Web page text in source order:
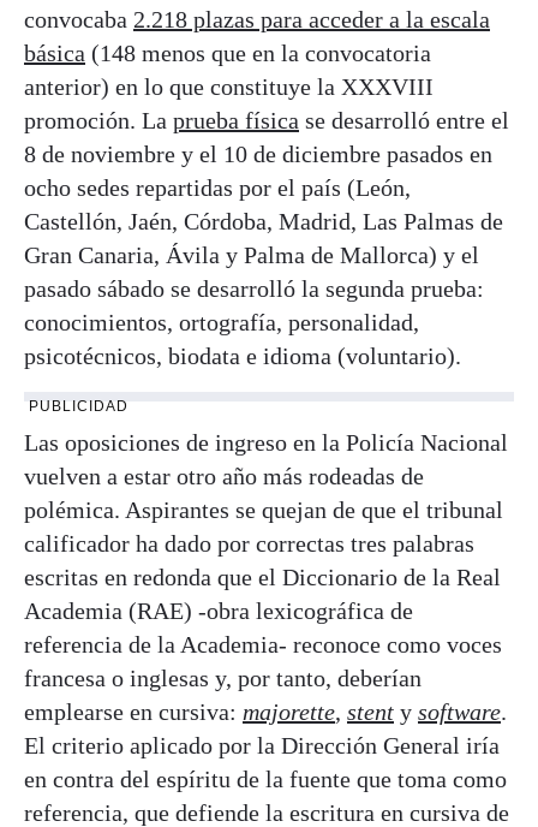
convocaba 2.218 plazas para acceder a la escala
básica (148 menos que en la convocatoria
anterior) en lo que constituye la XXXVIII
promoción. La prueba física se desarrolló entre el
8 de noviembre y el 10 de diciembre pasados en
ocho sedes repartidas por el país (León,
Castellón, Jaén, Córdoba, Madrid, Las Palmas de
Gran Canaria, Ávila y Palma de Mallorca) y el
pasado sábado se desarrolló la segunda prueba:
conocimientos, ortografía, personalidad,
psicotécnicos, biodata e idioma (voluntario).
PUBLICIDAD
Las oposiciones de ingreso en la Policía Nacional
vuelven a estar otro año más rodeadas de
polémica. Aspirantes se quejan de que el tribunal
calificador ha dado por correctas tres palabras
escritas en redonda que el Diccionario de la Real
Academia (RAE) -obra lexicográfica de
referencia de la Academia- reconoce como voces
francesa o inglesas y, por tanto, deberían
emplearse en cursiva: majorette, stent y software.
El criterio aplicado por la Dirección General iría
en contra del espíritu de la fuente que toma como
referencia, que defiende la escritura en cursiva de